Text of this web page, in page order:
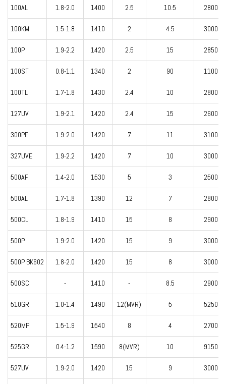
100AL 1.8-2.0 1400 2.5 10.5 2800
100KM 1.5-1.8 1410 2 4.5 3000
100P 1.9-2.2 1420 2.5 15 2850
100ST 0.8-1.1 1340 2 90 1100
100TL 1.7-1.8 1430 2.4 10 2800
127UV 1.9-2.1 1420 2.4 15 2600
300PE 1.9-2.0 1420 7 11 3100
327UVE 1.9-2.2 1420 7 10 3000
500AF 1.4-2.0 1530 5 3 2500
500AL 1.7-1.8 1390 12 7 2800
500CL 1.8-1.9 1410 15 8 2900
500P 1.9-2.0 1420 15 9 3000
500P BK602 1.8-2.0 1420 15 8 3000
500SC - 1410 - 8.5 2900
510GR 1.0-1.4 1490 12(MVR) 5 5250
520MP 1.5-1.9 1540 8 4 2700
525GR 0.4-1.2 1590 8(MVR) 10 9150
527UV 1.9-2.0 1420 15 9 3000